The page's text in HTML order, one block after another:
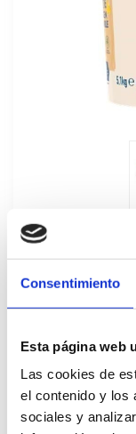
Consentimiento
Esta página web
Las cookies de
el contenido y los
sociales y